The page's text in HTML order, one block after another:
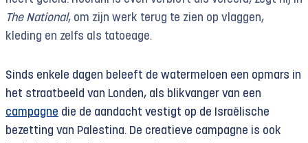
The National, om zijn werk terug te zien op vlaggen,
kleding en zelfs als tatoeage.
Sinds enkele dagen beleeft de watermeloen een opmars in
het straatbeeld van Londen, als blikvanger van een
campagne die de aandacht vestigt op de Israëlische
bezetting van Palestina. De creatieve campagne is ook